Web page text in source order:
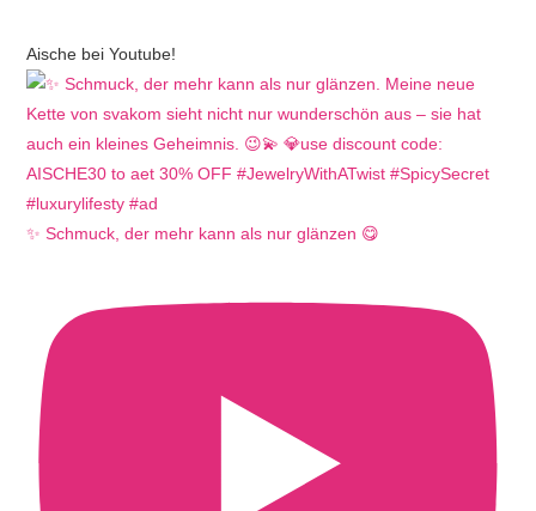
Aische bei Youtube!
✨ Schmuck, der mehr kann als nur glänzen 😋